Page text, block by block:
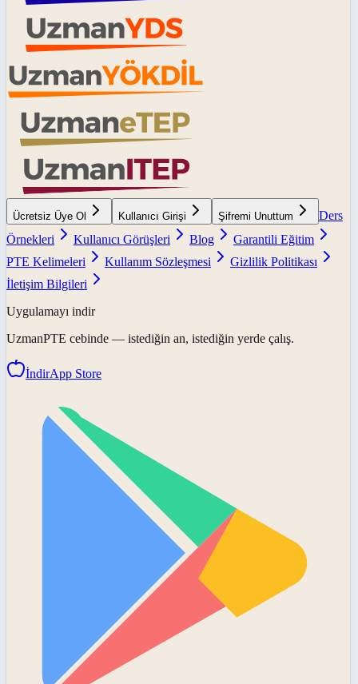
Ücretsiz Üye Ol Kullanıcı Girişi Şifremi Unuttum
Ders
Örnekleri
Kullanıcı Görüşleri Blog
Garantili Eğitim
PTE Kelimeleri
Kullanım Sözleşmesi
Gizlilik Politikası
İletişim Bilgileri
Uygulamayı indir
UzmanPTE cebinde — istediğin an, istediğin yerde çalış.
İndirApp Store